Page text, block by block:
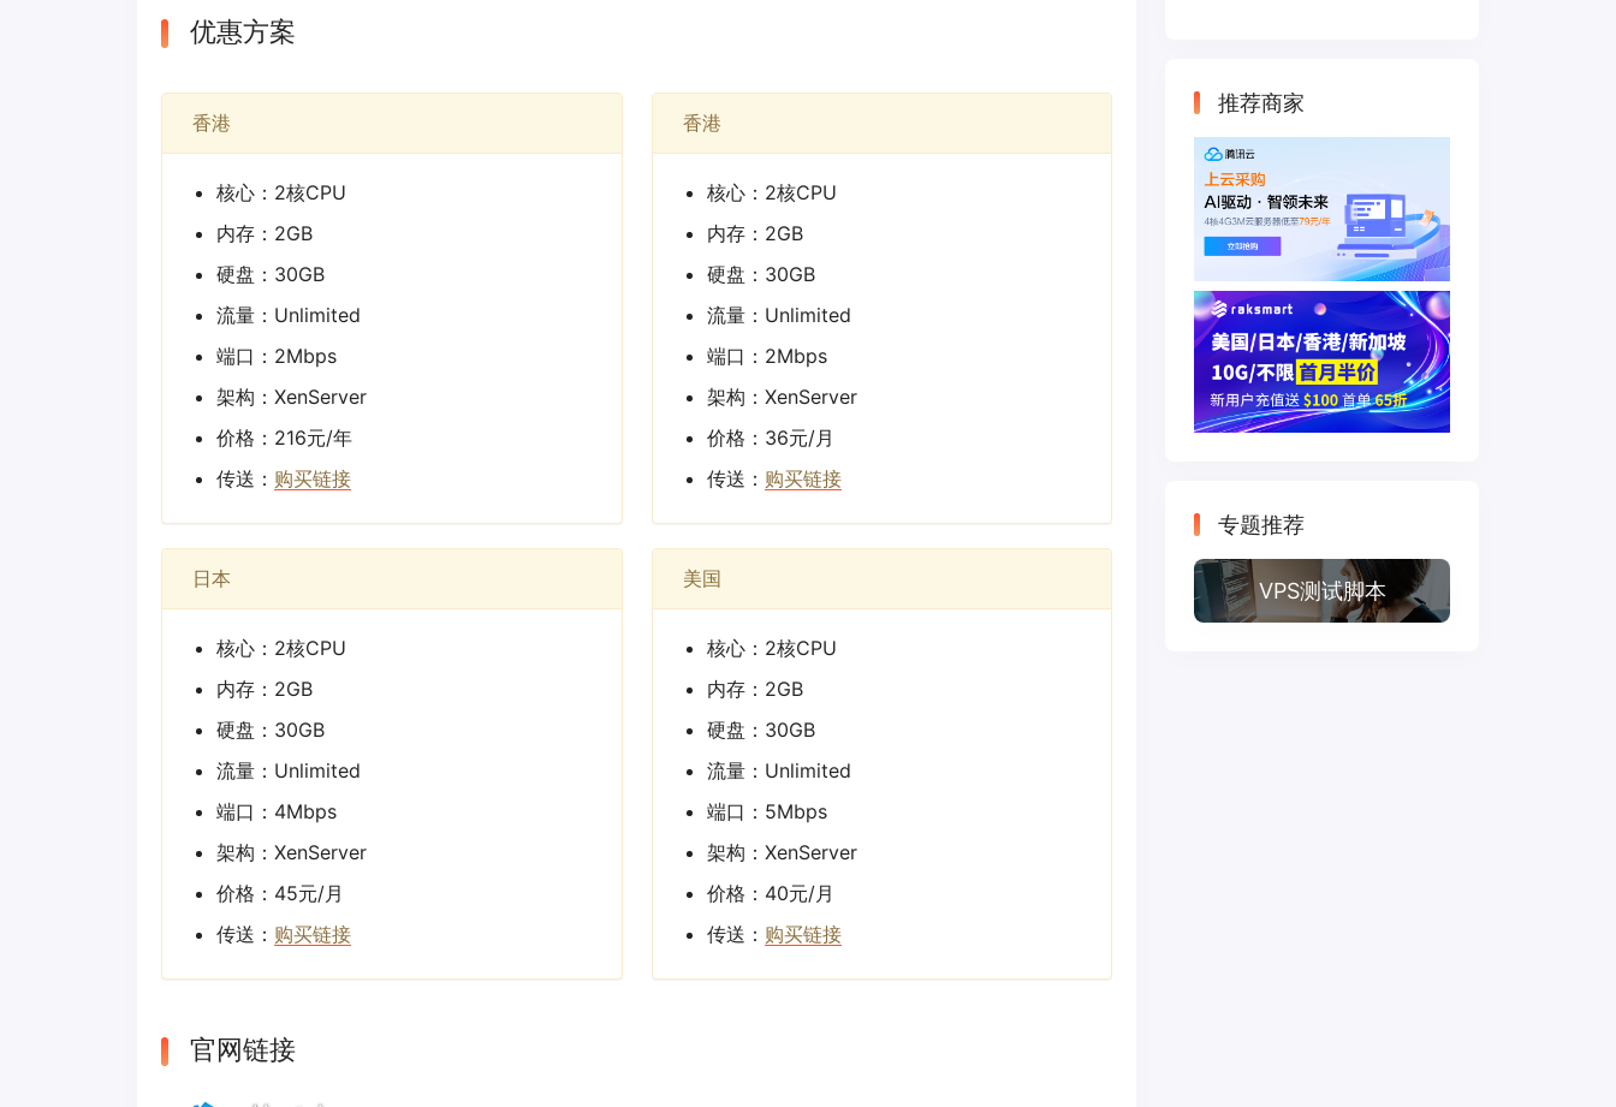
优惠方案
香港
核心：2核CPU
内存：2GB
硬盘：30GB
流量：Unlimited
端口：2Mbps
架构：XenServer
价格：216元/年
传送： 购买链接
香港
核心：2核CPU
内存：2GB
硬盘：30GB
流量：Unlimited
端口：2Mbps
架构：XenServer
价格：36元/月
传送： 购买链接
日本
核心：2核CPU
内存：2GB
硬盘：30GB
流量：Unlimited
端口：4Mbps
架构：XenServer
价格：45元/月
传送： 购买链接
美国
核心：2核CPU
内存：2GB
硬盘：30GB
流量：Unlimited
端口：5Mbps
架构：XenServer
价格：40元/月
传送： 购买链接
官网链接
推荐商家
专题推荐
VPS测试脚本